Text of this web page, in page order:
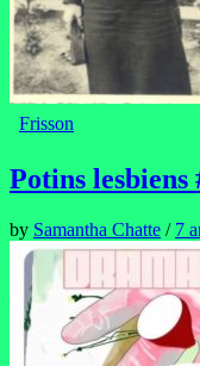
Frisson
Potins
by Samantha Chatte / 7